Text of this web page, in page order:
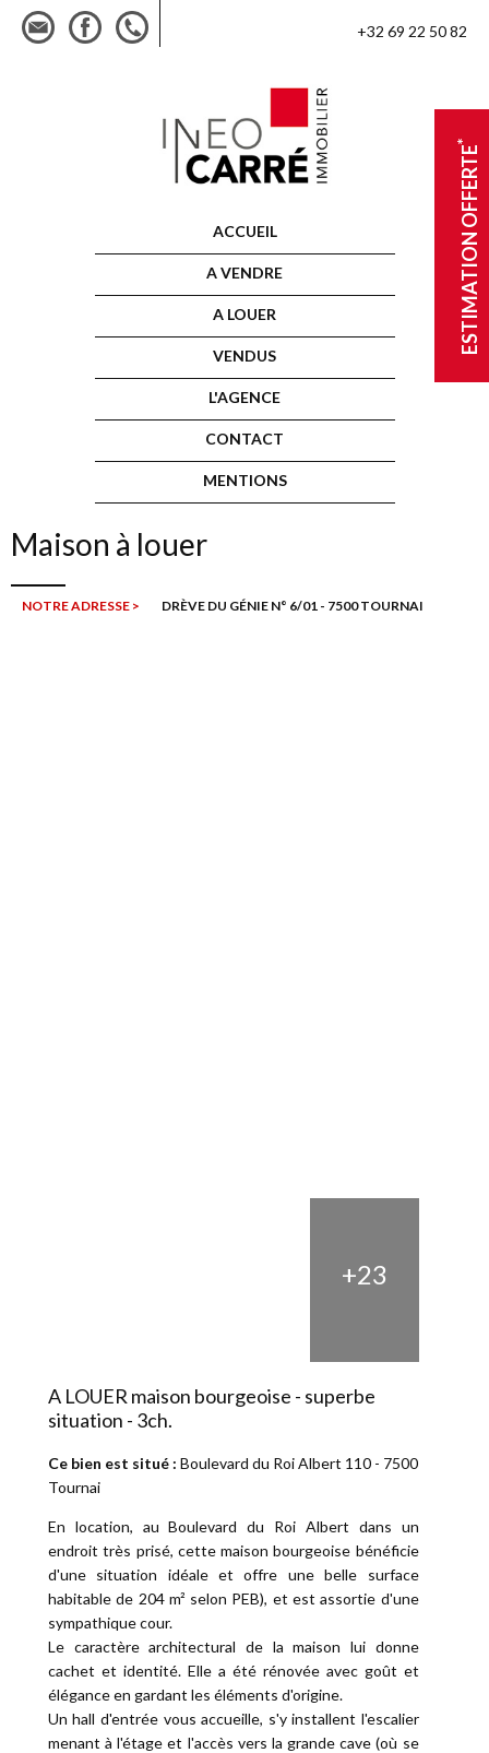
ESTIMATION OFFERTE
*
+32 69 22 50 82
ACCUEIL
A VENDRE
A LOUER
VENDUS
L'AGENCE
CONTACT
MENTIONS
Maison à louer
NOTRE ADRESSE > DRÈVE DU GÉNIE N° 6/01 - 7500 TOURNAI
+23
A LOUER maison bourgeoise - superbe
situation - 3ch.
Ce bien est situé : Boulevard du Roi Albert 110 - 7500
Tournai
En location, au Boulevard du Roi Albert dans un
endroit très prisé, cette maison bourgeoise bénéficie
d'une situation idéale et offre une belle surface
habitable de 204 m² selon PEB), et est assortie d'une
sympathique cour.
Le caractère architectural de la maison lui donne
cachet et identité. Elle a été rénovée avec goût et
élégance en gardant les éléments d'origine.
Un hall d'entrée vous accueille, s'y installent l'escalier
menant à l'étage et l'accès vers la grande cave (où se